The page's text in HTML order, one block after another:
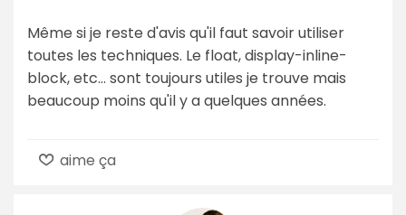
Même si je reste d'avis qu'il faut savoir utiliser
toutes les techniques. Le float, display-inline-
block, etc... sont toujours utiles je trouve mais
beaucoup moins qu'il y a quelques années.
aime ça